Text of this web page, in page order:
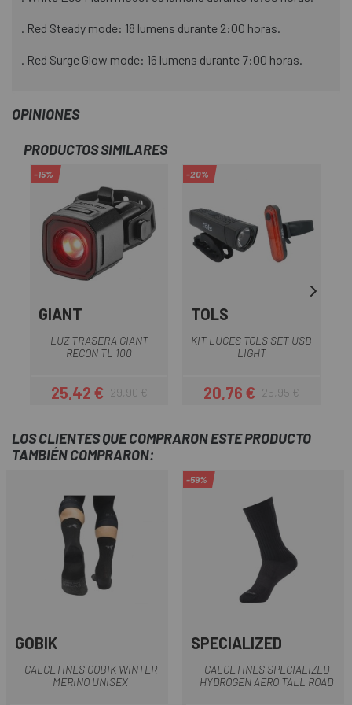
. Red Steady mode: 18 lumens durante 2:00 horas.
. Red Surge Glow mode: 16 lumens durante 7:00 horas.
OPINIONES
PRODUCTOS SIMILARES
-15%
GIANT
LUZ TRASERA GIANT
RECON TL 100
Precio
25,42 €Precio regular
29,90 €
-20%
TOLS
KIT LUCES TOLS SET USB
LIGHT
Precio
20,76 €Precio regular
25,95 €
LOS CLIENTES QUE COMPRARON ESTE PRODUCTO
TAMBIÉN COMPRARON:
GOBIK
CALCETINES GOBIK WINTER
MERINO UNISEX
-59%
SPECIALIZED
CALCETINES SPECIALIZED
HYDROGEN AERO TALL ROAD